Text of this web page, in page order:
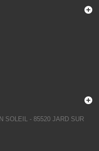
SOLEIL - 85520 JARD SUR